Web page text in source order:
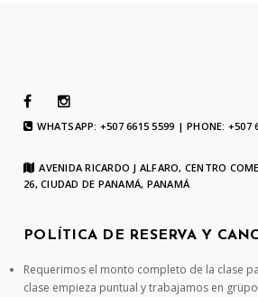
WHATSAPP: +507 6615 5599 | PHONE: +507
AVENIDA RICARDO J ALFARO, CENTRO
26, CIUDAD DE PANAMÁ, PANAMÁ
POLÍTICA DE RESERVA Y
Requerimos el monto completo de la clase
clase empieza puntual y trabajamos en